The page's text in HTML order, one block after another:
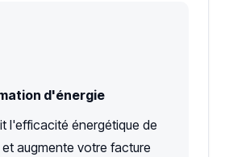
d'énergie
l'efficacité énergétique de
augmente votre facture